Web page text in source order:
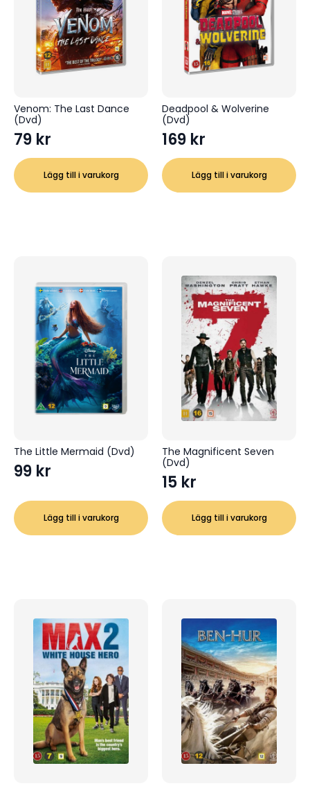
Venom: The Last Dance
(Dvd)
79 kr
Lägg till i varukorg
Deadpool & Wolverine
(Dvd)
169 kr
Lägg till i varukorg
The Little Mermaid (Dvd)
99 kr
Lägg till i varukorg
The Magnificent Seven
(Dvd)
15 kr
Lägg till i varukorg